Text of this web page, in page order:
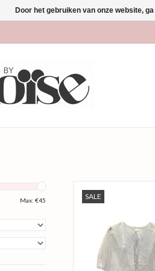
Max: €45 SALE
een super leuk
Materiaal: 100%
Door het gebruiken van onze website,